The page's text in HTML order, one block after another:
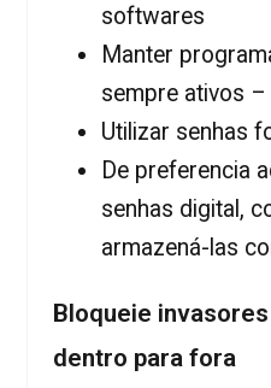
softwares
Manter
sempre ativos
Utilizar senhas
De preferencia
senhas digital,
armazená-las
Bloqueie
dentro para fora